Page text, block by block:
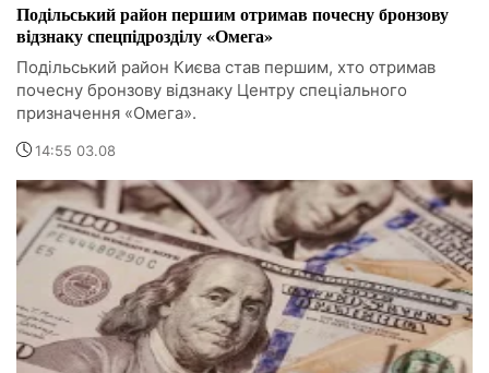
Подільський район першим отримав почесну бронзову
відзнаку спецпідрозділу «Омега»
Подільський район Києва став першим, хто отримав
почесну бронзову відзнаку Центру спеціального
призначення «Омега».
14:55 03.08